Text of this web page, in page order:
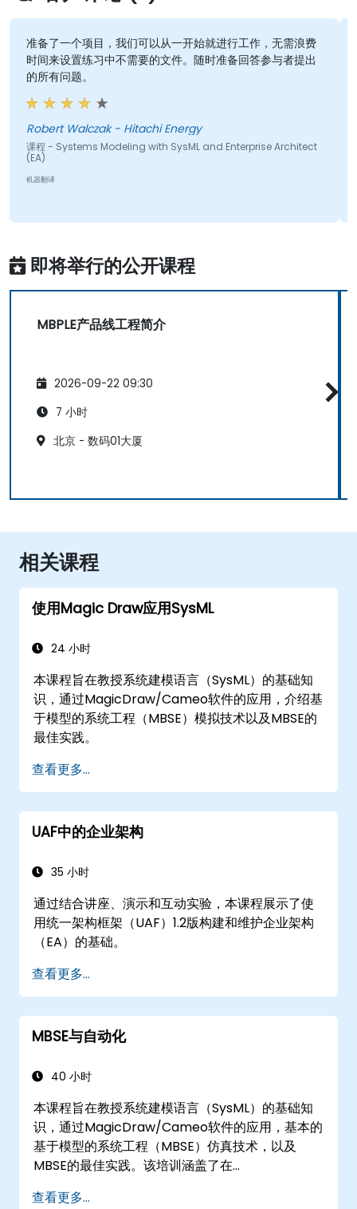
准备了一个项目，我们可以从一开始就进行工作，无需浪费
时间来设置练习中不需要的文件。随时准备回答参与者提出
的所有问题。
Robert Walczak - Hitachi Energy
课程 - Systems Modeling with SysML and Enterprise Architect
(EA)
机器翻译
即将举行的公开课程
MBPLE产品线工程简介
2026-09-22 09:30
7 小时
北京 - 数码01大厦
相关课程
使用Magic Draw应用SysML
24 小时
本课程旨在教授系统建模语言（SysML）的基础知
识，通过MagicDraw/Cameo软件的应用，介绍基
于模型的系统工程（MBSE）模拟技术以及MBSE的
最佳实践。
查看更多...
UAF中的企业架构
35 小时
通过结合讲座、演示和互动实验，本课程展示了使
用统一架构框架（UAF）1.2版构建和维护企业架构
（EA）的基础。
查看更多...
MBSE与自动化
40 小时
本课程旨在教授系统建模语言（SysML）的基础知
识，通过MagicDraw/Cameo软件的应用，基本的
基于模型的系统工程（MBSE）仿真技术，以及
MBSE的最佳实践。该培训涵盖了在
告的基础知识，并教授宏和脚本在MagicDraw中的
查看更多...